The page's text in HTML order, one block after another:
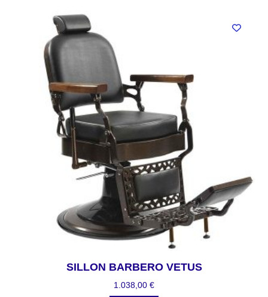
SILLON BARBERO VETUS
1.038,00 €